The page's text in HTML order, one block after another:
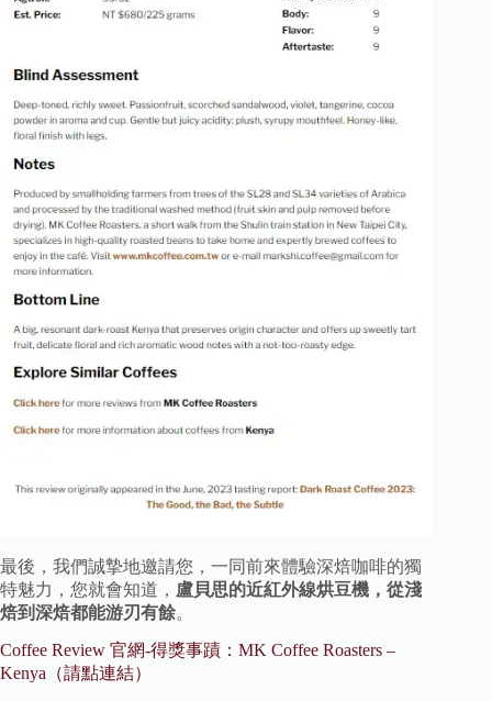
最後，我們誠摯地邀請您，一同前來體驗深焙咖啡的獨
特魅力，您就會知道， 盧貝思的近紅外線烘豆機，從淺
焙到深焙都能游刃有餘。
Coffee Review 官網-得獎事蹟：MK Coffee Roasters –
Kenya（請點連結）